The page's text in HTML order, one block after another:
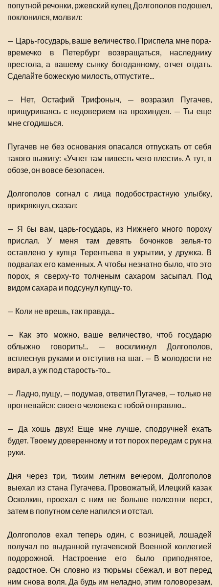
попутной речонки, ржевский купец Долгополов подошел,
поклонился, молвил:
— Царь-государь, ваше величество. Приспела мне пора-
времечко в Петербург возвращаться, наследнику
престола, а вашему сынку богоданному, отчет отдать.
Сделайте божескую милость, отпустите...
— Нет, Остафий Трифоныч, — возразил Пугачев,
прищуриваясь с недоверием на прохиндея. — Ты еще
мне сгодишься.
Пугачев не без основания опасался отпускать от себя
такого выжигу: «Учнет там нивесть чего плести». А тут, в
обозе, он вовсе безопасен.
Долгополов согнал с лица подобострастную улыбку,
прикрякнул, сказал:
— Я бы вам, царь-государь, из Нижнего много пороху
прислал. У меня там девять бочонков зелья-то
оставлено у купца Терентьева в укрытии, у дружка. В
подвалах его каменных. А чтобы незнатно было, что это
порох, я сверху-то толченым сахаром засыпал. Под
видом сахара и подсунул купцу-то.
— Коли не врешь, так правда...
— Как это можно, ваше величество, чтоб государю
облыжно говорить!.. — воскликнул Долгополов,
всплеснув руками и отступив на шаг. — В молодости не
вирал, а уж под старость-то...
— Ладно, пущу, — подумав, ответил Пугачев, — только не
прогневайся: своего человека с тобой отправлю...
— Да хошь двух! Еще мне лучше, сподручней ехать
будет. Твоему доверенному и тот порох передам с рук на
руки.
Дня через три, тихим летним вечером, Долгополов
выехал из стана Пугачева. Провожатый, Илецкий казак
Осколкин, проехал с ним не больше полсотни верст,
затем в попутном селе напился и отстал.
Долгополов ехал теперь один, с возницей, лошадей
получал по выданной пугачевской Военной коллегией
подорожной. Настроение его было приподнятое,
радостное. Он словно из тюрьмы сбежал, и вот перед
ним снова воля. Да будь им неладно, этим головорезам,